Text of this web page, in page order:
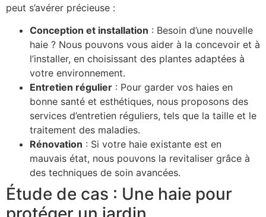
peut s’avérer précieuse :
Conception et installation : Besoin d’une nouvelle
haie ? Nous pouvons vous aider à la concevoir et à
l’installer, en choisissant des plantes adaptées à
votre environnement.
Entretien régulier : Pour garder vos haies en
bonne santé et esthétiques, nous proposons des
services d’entretien réguliers, tels que la taille et le
traitement des maladies.
Rénovation : Si votre haie existante est en
mauvais état, nous pouvons la revitaliser grâce à
des techniques de soin avancées.
Étude de cas : Une haie pour